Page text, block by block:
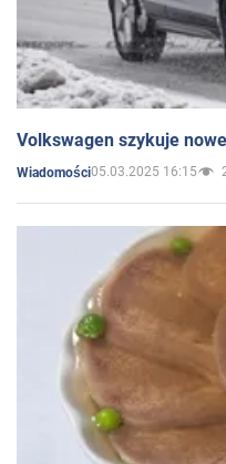
Volkswagen szykuje
Wiadomości05.03.2025 16:15